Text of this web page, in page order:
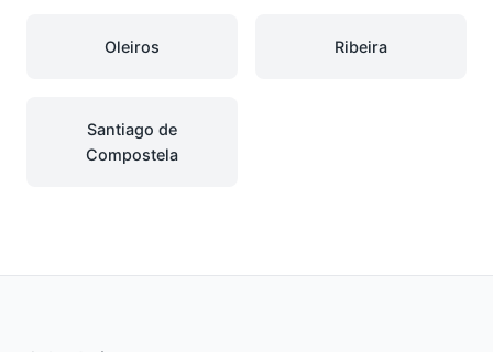
Oleiros Ribeira
Santiago de
Compostela